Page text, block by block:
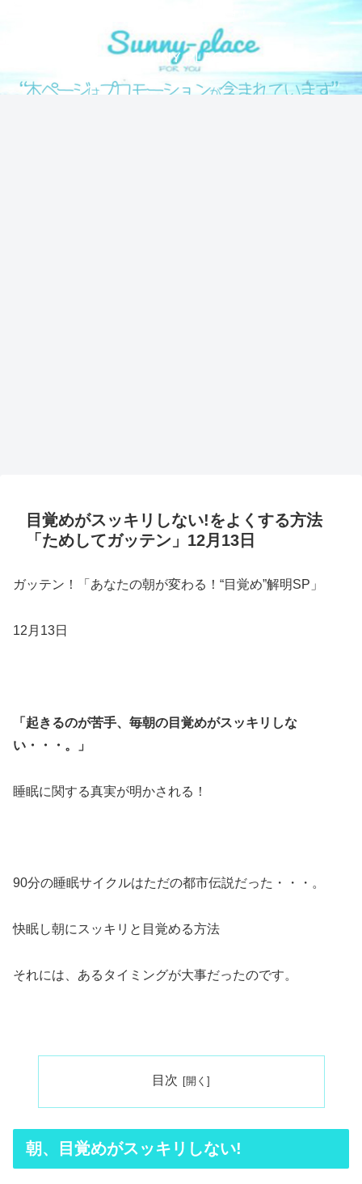
SUNNY PLACE
目覚めがスッキリしない!をよくする方法
「ためしてガッテン」12月13日
ガッテン！「あなたの朝が変わる！“目覚め”解明SP」
12月13日
「起きるのが苦手、毎朝の目覚めがスッキリしな
い・・・。」
睡眠に関する真実が明かされる！
90分の睡眠サイクルはただの都市伝説だった・・・。
快眠し朝にスッキリと目覚める方法
それには、あるタイミングが大事だったのです。
目次
朝、目覚めがスッキリしない!